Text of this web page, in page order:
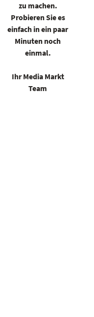
zu machen.
Probieren Sie es
einfach in ein paar
Minuten noch
einmal.
Ihr Media Markt
Team